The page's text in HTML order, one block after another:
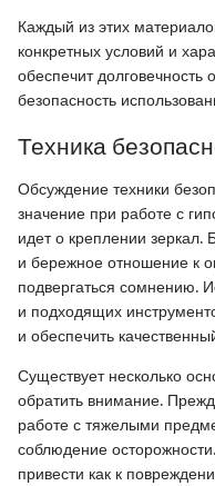
Каждый из этих
конкретных условий и
обеспечит
безопасность
Техника
Обсуждение техники
значение при работе с
идет о креплении зеркал.
и бережное отношение к
подвергаться сомнению.
и подходящих
и обеспечить
Существует несколько
обратить внимание.
работе с тяжелыми
соблюдение
привести как к